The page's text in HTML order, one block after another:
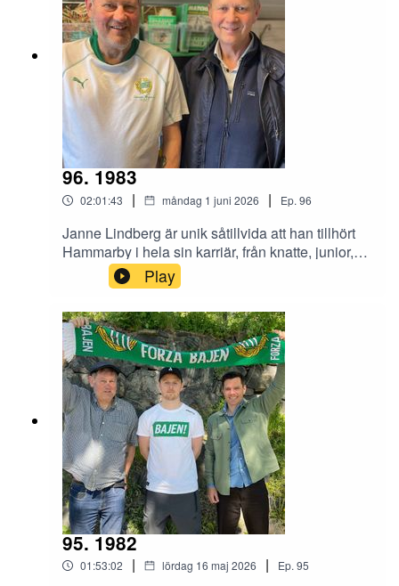
96. 1983
02:01:43 | måndag 1 juni 2026 | Ep. 96
Janne Lindberg är unik såtillvida att han tillhört
Hammarby i hela sin karriär, från knatte, junior,
senior, Bajen Fans Hockey och över till
veteranhockey. Han fick chansen att debutera i
A-laget efter Christer Sahlins otäcka olycka 1975
och sköt tre mål i första matchen. Benjamin
Thorén och Magnus Hagström träffade honom i
Gula villan på Kanalplan.
Play
95. 1982
01:53:02 | lördag 16 maj 2026 | Ep. 95